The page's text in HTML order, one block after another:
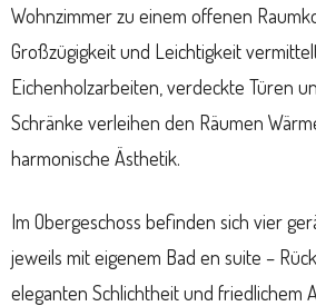
Wohnzimmer zu einem offenen
Großzügigkeit und Leichtigkeit
Eichenholzarbeiten, verdeckte Türen
Schränke verleihen den Räumen
harmonische Ästhetik.
Im Obergeschoss befinden sich vier
jeweils mit eigenem Bad en suite –
eleganten Schlichtheit und friedlichem